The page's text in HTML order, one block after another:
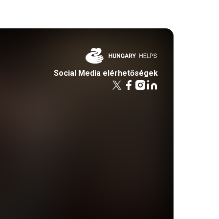
Social Media elérhetőségek